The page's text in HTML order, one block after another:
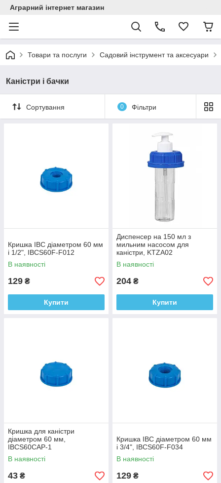
Аграрний інтернет магазин
Товари та послуги Садовий інструмент та аксесуари
Каністри і бачки
Сортування 0 Фільтри
Кришка IBC діаметром 60 мм
і 1/2", IBCS60F-F012
В наявності
129 ₴
Купити
Диспенсер на 150 мл з
мильним насосом для
каністри, KTZA02
В наявності
204 ₴
Купити
Кришка для каністри
діаметром 60 мм,
IBCS60CAP-1
В наявності
43 ₴
Кришка IBC діаметром 60 мм
і 3/4", IBCS60F-F034
В наявності
129 ₴